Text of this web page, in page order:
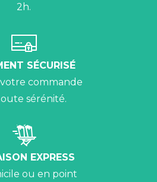
2h.
SÉCURISÉ
votre commande
sérénité.
EXPRESS
ou en point